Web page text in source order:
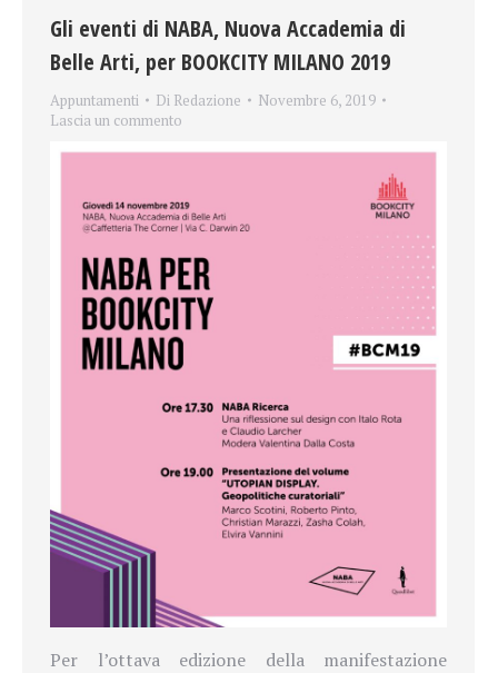
Gli eventi di NABA, Nuova Accademia di
Belle Arti, per BOOKCITY MILANO 2019
Appuntamenti Di Redazione
Novembre 6, 2019
Lascia un commento
Per l’ottava edizione della manifestazione